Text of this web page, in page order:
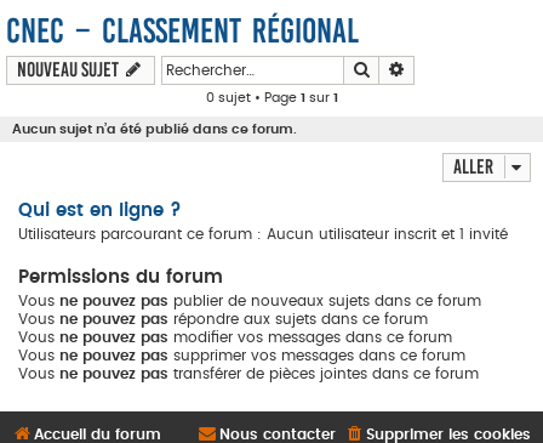
CNEC – classement régional
Nouveau sujet Rechercher
0 sujet • Page 1sur 1
Aucun sujet n’a été publié dans ce forum.
Aller
Qui est en ligne ?
Utilisateurs parcourant ce forum : Aucun utilisateur inscrit et 1 invité
Permissions du forum
Vous ne pouvez pas publier de nouveaux sujets dans ce forum
Vous ne pouvez pas répondre aux sujets dans ce forum
Vous ne pouvez pas modifier vos messages dans ce forum
Vous ne pouvez pas supprimer vos messages dans ce forum
Vous ne pouvez pas transférer de pièces jointes dans ce forum
Accueil du forum Supprimer les cookies
Nous contacter